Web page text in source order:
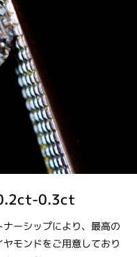
0.2ct-0.3ct
ーシップにより、最高の
モンドをご用意しており